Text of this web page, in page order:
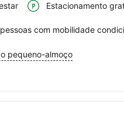
Estacionamento
com mobilidade
pequeno-almoço